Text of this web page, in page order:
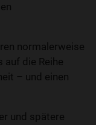
normalerweise
auf die Reihe
– und einen
und spätere